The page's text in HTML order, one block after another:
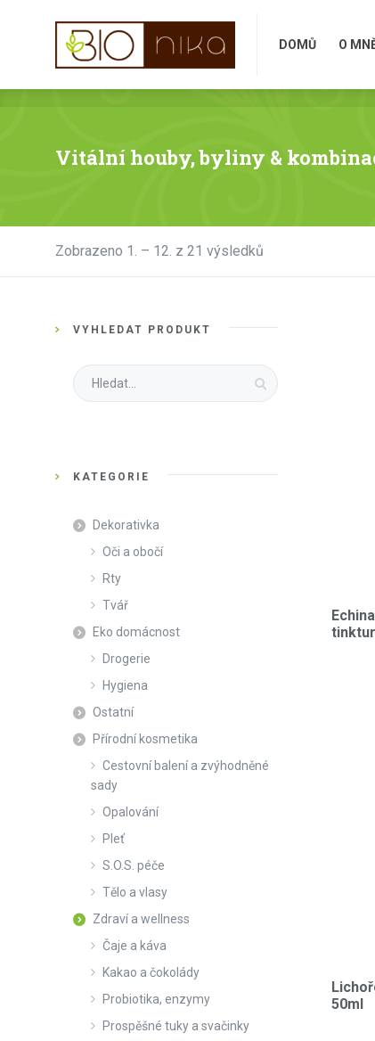
DOMŮ O
Vitální houby, byliny &
Zobrazeno 1. – 12. z 21 výsledků
by
50ml
VYHLEDAT PRODUKT
Search
for:
KATEGORIE
Dekorativka
Oči a obočí
Rty
Tvář
Eko domácnost
Drogerie
Hygiena
Ostatní
Přírodní kosmetika
Cestovní balení a zvýhodněné
sady
Opalování
Pleť
S.O.S. péče
Tělo a vlasy
Zdraví a wellness
Čaje a káva
Kakao a čokolády
Probiotika, enzymy
Prospěšné tuky a svačinky